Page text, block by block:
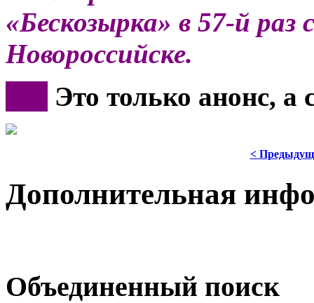
«Бескозырка» в 57-й раз
Новороссийске.
Это только анонс,
<
Дополнительная
Объединенный поиск